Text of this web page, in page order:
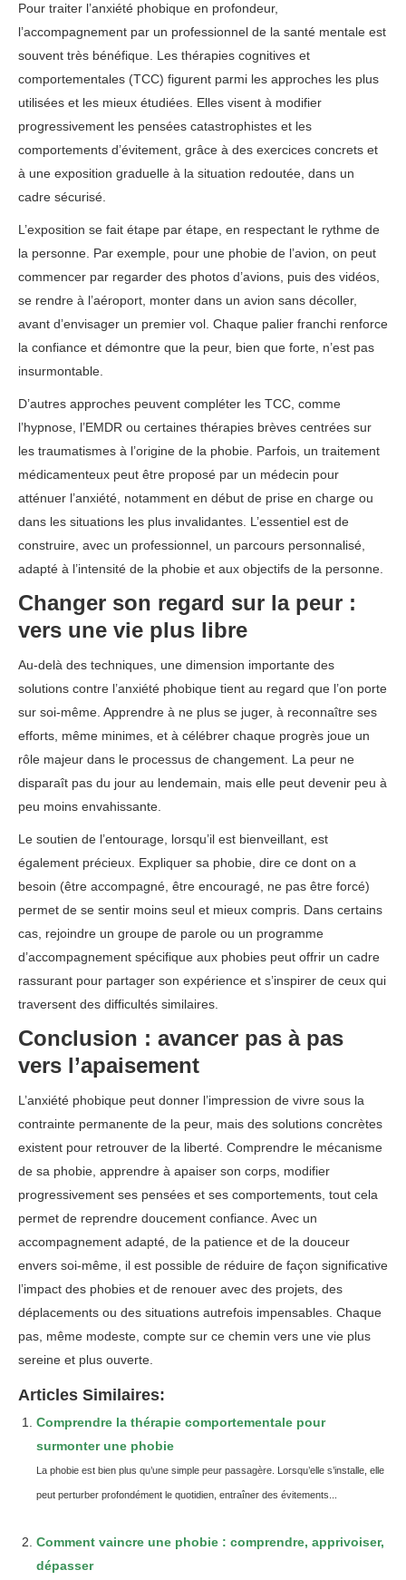
Pour traiter l’anxiété phobique en profondeur,
l’accompagnement par un professionnel de la santé mentale est
souvent très bénéfique. Les thérapies cognitives et
comportementales (TCC) figurent parmi les approches les plus
utilisées et les mieux étudiées. Elles visent à modifier
progressivement les pensées catastrophistes et les
comportements d’évitement, grâce à des exercices concrets et
à une exposition graduelle à la situation redoutée, dans un
cadre sécurisé.
L’exposition se fait étape par étape, en respectant le rythme de
la personne. Par exemple, pour une phobie de l’avion, on peut
commencer par regarder des photos d’avions, puis des vidéos,
se rendre à l’aéroport, monter dans un avion sans décoller,
avant d’envisager un premier vol. Chaque palier franchi renforce
la confiance et démontre que la peur, bien que forte, n’est pas
insurmontable.
D’autres approches peuvent compléter les TCC, comme
l’hypnose, l’EMDR ou certaines thérapies brèves centrées sur
les traumatismes à l’origine de la phobie. Parfois, un traitement
médicamenteux peut être proposé par un médecin pour
atténuer l’anxiété, notamment en début de prise en charge ou
dans les situations les plus invalidantes. L’essentiel est de
construire, avec un professionnel, un parcours personnalisé,
adapté à l’intensité de la phobie et aux objectifs de la personne.
Changer son regard sur la peur :
vers une vie plus libre
Au-delà des techniques, une dimension importante des
solutions contre l’anxiété phobique tient au regard que l’on porte
sur soi-même. Apprendre à ne plus se juger, à reconnaître ses
efforts, même minimes, et à célébrer chaque progrès joue un
rôle majeur dans le processus de changement. La peur ne
disparaît pas du jour au lendemain, mais elle peut devenir peu à
peu moins envahissante.
Le soutien de l’entourage, lorsqu’il est bienveillant, est
également précieux. Expliquer sa phobie, dire ce dont on a
besoin (être accompagné, être encouragé, ne pas être forcé)
permet de se sentir moins seul et mieux compris. Dans certains
cas, rejoindre un groupe de parole ou un programme
d’accompagnement spécifique aux phobies peut offrir un cadre
rassurant pour partager son expérience et s’inspirer de ceux qui
traversent des difficultés similaires.
Conclusion : avancer pas à pas
vers l’apaisement
L’anxiété phobique peut donner l’impression de vivre sous la
contrainte permanente de la peur, mais des solutions concrètes
existent pour retrouver de la liberté. Comprendre le mécanisme
de sa phobie, apprendre à apaiser son corps, modifier
progressivement ses pensées et ses comportements, tout cela
permet de reprendre doucement confiance. Avec un
accompagnement adapté, de la patience et de la douceur
envers soi-même, il est possible de réduire de façon significative
l’impact des phobies et de renouer avec des projets, des
déplacements ou des situations autrefois impensables. Chaque
pas, même modeste, compte sur ce chemin vers une vie plus
sereine et plus ouverte.
Articles Similaires:
Comprendre la thérapie comportementale pour
surmonter une phobie
La phobie est bien plus qu’une simple peur passagère. Lorsqu’elle s’installe, elle
peut perturber profondément le quotidien, entraîner des évitements...
Comment vaincre une phobie : comprendre, apprivoiser,
dépasser